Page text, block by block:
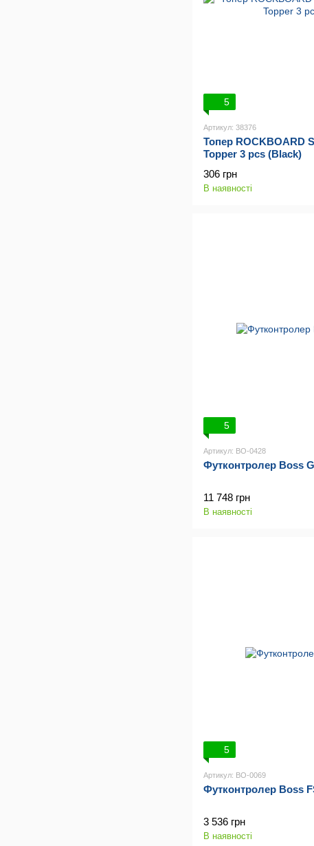
5
Артикул: 38376
Топер ROCKBOARD
Topper 3 pcs (Black)
306 грн
В наявності
5
Артикул: BO-0428
Футконтролер Boss
11 748 грн
В наявності
5
Артикул: BO-0069
Футконтролер Boss
3 536 грн
В наявності